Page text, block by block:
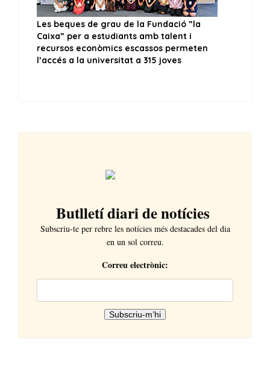
Butlletí diari de notícies
Subscriu-te per rebre les notícies més destacades del dia
en un sol correu.
Correu electrònic: